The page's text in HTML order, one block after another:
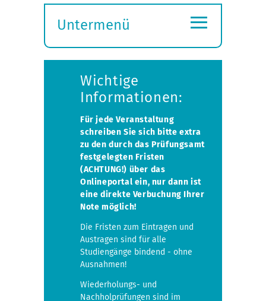
Untermenü
öffnen
≡
Wichtige
Informationen:
Für jede Veranstaltung
schreiben Sie sich bitte extra
zu den durch das Prüfungsamt
festgelegten Fristen
(ACHTUNG!) über das
Onlineportal ein, nur dann ist
eine direkte Verbuchung Ihrer
Note möglich!
Die Fristen zum Eintragen und
Austragen sind für alle
Studiengänge bindend - ohne
Ausnahmen!
Wiederholungs- und
Nachholprüfungen sind im